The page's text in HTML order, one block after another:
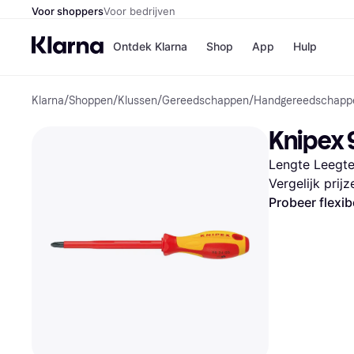
Voor shoppersVoor bedrijven
Ontdek Klarna Shop
Winkels
Bol
H&M
App Hulp
Klarna/Shoppen/Klussen/Gereedschappen/
Knipex
Lengte
Vergelijk
Probeer